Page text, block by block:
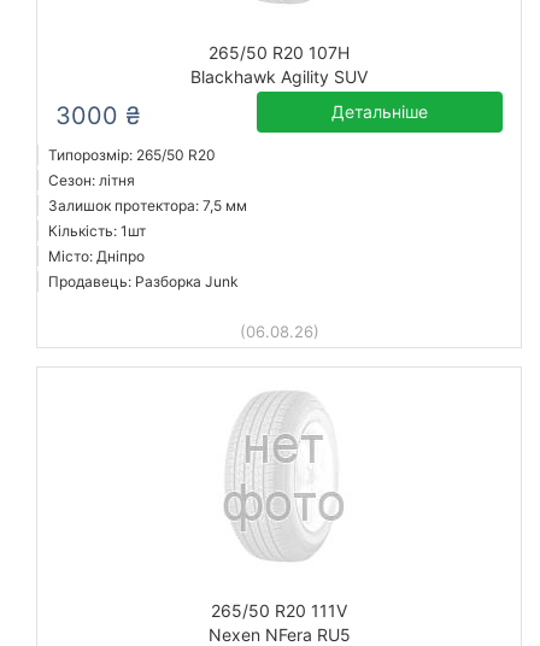
265/50 R20 107H
Blackhawk Agility SUV
3000 ₴ Детальніше
Типорозмір: 265/50 R20
Сезон: літня
Залишок протектора: 7,5 мм
Кількість: 1шт
Місто: Дніпро
Продавець: Разборка Junk
(06.08.26)
265/50 R20 111V
Nexen NFera RU5